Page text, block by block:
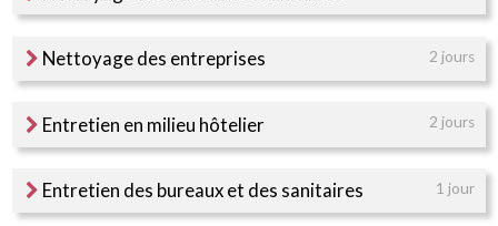
Nettoyage des entreprises 2 jours
Entretien en milieu hôtelier 2 jours
Entretien des bureaux et des sanitaires 1 jour